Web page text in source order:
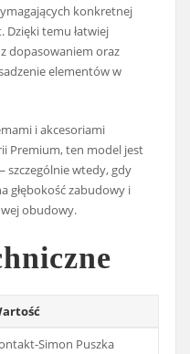
konkretnej
Dzięki temu łatwiej
dopasowaniem oraz
elementów w
i akcesoriami
Premium, ten model jest
wtedy, gdy
głębokość zabudowy i
obudowy.
Simon Puszka